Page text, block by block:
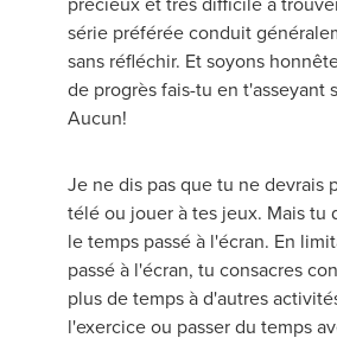
série préférée conduit
sans réfléchir. Et soyons
de progrès fais-tu en t'asseyant
Aucun!
Je ne dis pas que tu ne devrais
télé ou jouer à tes jeux. Mais tu
le temps passé à l'écran. En
passé à l'écran, tu consacres
plus de temps à d'autres
l'exercice ou passer du temps